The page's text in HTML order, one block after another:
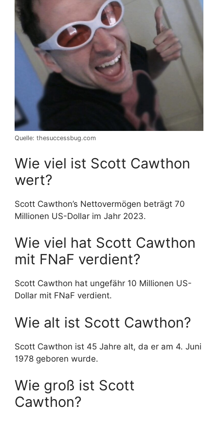
Quelle: thesuccessbug.com
Wie viel ist Scott Cawthon
wert?
Scott Cawthon’s Nettovermögen beträgt 70
Millionen US-Dollar im Jahr 2023.
Wie viel hat Scott Cawthon
mit FNaF verdient?
Scott Cawthon hat ungefähr 10 Millionen US-
Dollar mit FNaF verdient.
Wie alt ist Scott Cawthon?
Scott Cawthon ist 45 Jahre alt, da er am 4. Juni
1978 geboren wurde.
Wie groß ist Scott
Cawthon?